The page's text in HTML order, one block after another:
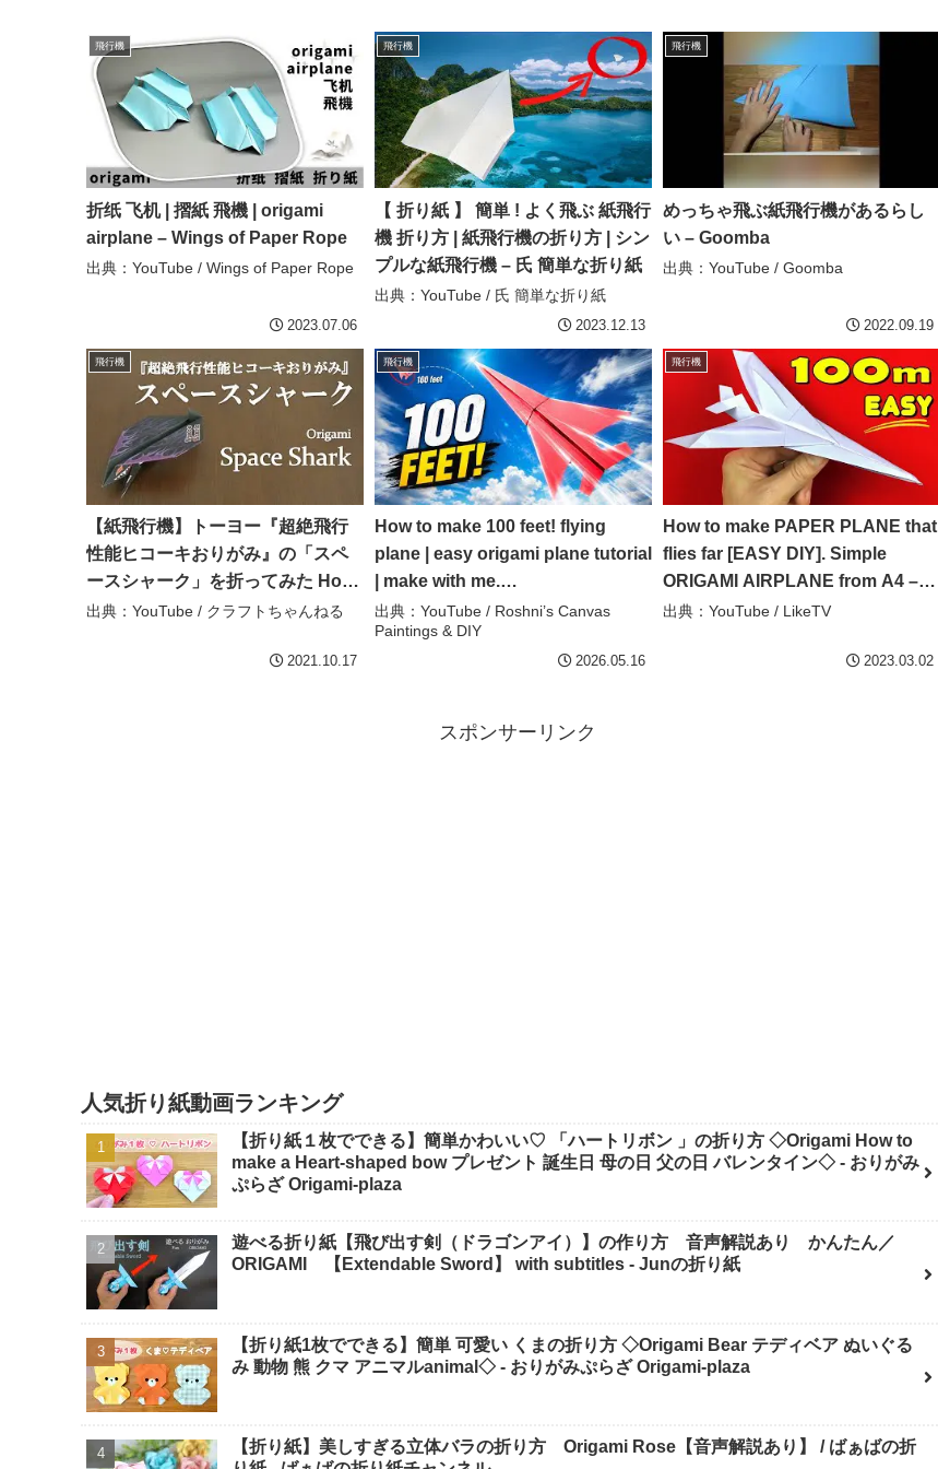
飛行機
折纸 飞机 | 摺紙 飛機 | origami
airplane – Wings of Paper Rope
出典：YouTube / Wings of Paper Rope
2023.07.06
飛行機
【 折り紙 】 簡単 ! よく飛ぶ 紙飛行
機 折り方 | 紙飛行機の折り方 | シン
プルな紙飛行機 – 氏 簡単な折り紙
出典：YouTube / 氏 簡単な折り紙
2023.12.13
飛行機
めっちゃ飛ぶ紙飛行機があるらし
い – Goomba
出典：YouTube / Goomba
2022.09.19
飛行機
【紙飛行機】トーヨー『超絶飛行
性能ヒコーキおりがみ』の「スペ
ースシャーク」を折ってみた How
to fold a space shark with
出典：YouTube / クラフトちゃんねる
2021.10.17
飛行機
How to make 100 feet! flying
plane | easy origami plane tutorial
| make with me.
#paper#diy#tutorial – Roshni’s
Canvas Paintings & DIY
出典：YouTube / Roshni’s Canvas
Paintings & DIY
2026.05.16
飛行機
How to make PAPER PLANE that
flies far [EASY DIY]. Simple
ORIGAMI AIRPLANE from A4 –
LikeTV
出典：YouTube / LikeTV
2023.03.02
スポンサーリンク
人気折り紙動画ランキング
【折り紙１枚でできる】簡単かわいい♡ 「ハートリボン 」の折り方 ◇Origami How to
make a Heart-shaped bow プレゼント 誕生日 母の日 父の日 バレンタイン◇ - おりがみ
ぷらざ Origami-plaza
遊べる折り紙【飛び出す剣（ドラゴンアイ）】の作り方 音声解説あり かんたん／
ORIGAMI 【Extendable Sword】 with subtitles - Junの折り紙
【折り紙1枚でできる】簡単 可愛い くまの折り方 ◇Origami Bear テディベア ぬいぐる
み 動物 熊 クマ アニマルanimal◇ - おりがみぷらざ Origami-plaza
【折り紙】美しすぎる立体バラの折り方 Origami Rose【音声解説あり】 / ばぁばの折